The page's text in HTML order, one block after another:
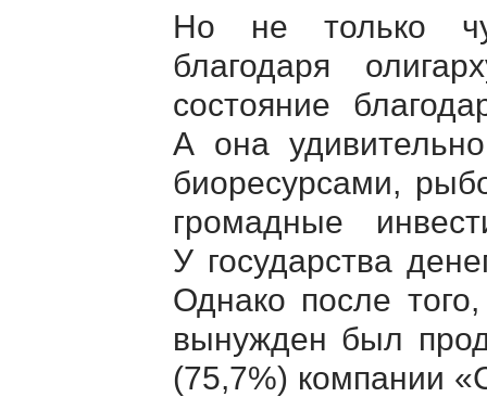
Но не только
благодаря
состояние
А она
биоресурсами,
громадные
У государства
Однако после
вынужден был
(75,7%) компании